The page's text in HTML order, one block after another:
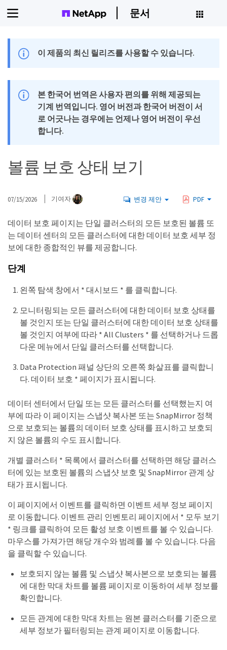
문서
이 제품의 최신 릴리즈를 사용할 수 있습니다.
본 한국어 번역은 사용자 편의를 위해 제공되는
기계 번역입니다. 영어 버전과 한국어 버전이 서
로 어긋나는 경우에는 언제나 영어 버전이 우선
합니다.
볼륨 보호 상태 보기
07/15/2026 기여자 변경 제안 PDF
데이터 보호 페이지는 단일 클러스터의 모든 보호된 볼륨 또
는 데이터 센터의 모든 클러스터에 대한 데이터 보호 세부 정
보에 대한 종합적인 뷰를 제공합니다.
단계
왼쪽 탐색 창에서 * 대시보드 * 를 클릭합니다.
모니터링되는 모든 클러스터에 대한 데이터 보호 상태를
볼 것인지 또는 단일 클러스터에 대한 데이터 보호 상태를
볼 것인지 여부에 따라 * All Clusters * 를 선택하거나 드롭
다운 메뉴에서 단일 클러스터를 선택합니다.
Data Protection 패널 상단의 오른쪽 화살표를 클릭합니
다. 데이터 보호 * 페이지가 표시됩니다.
데이터 센터에서 단일 또는 모든 클러스터를 선택했는지 여
부에 따라 이 페이지는 스냅샷 복사본 또는 SnapMirror 정책
으로 보호되는 볼륨의 데이터 보호 상태를 표시하고 보호되
지 않은 볼륨의 수도 표시합니다.
개별 클러스터 * 목록에서 클러스터를 선택하면 해당 클러스
터에 있는 보호된 볼륨의 스냅샷 보호 및 SnapMirror 관계 상
태가 표시됩니다.
이 페이지에서 이벤트를 클릭하면 이벤트 세부 정보 페이지
로 이동합니다. 이벤트 관리 인벤토리 페이지에서 * 모두 보기
* 링크를 클릭하여 모든 활성 보호 이벤트를 볼 수 있습니다.
마우스를 가져가면 해당 개수와 범례를 볼 수 있습니다. 다음
을 클릭할 수 있습니다.
보호되지 않는 볼륨 및 스냅샷 복사본으로 보호되는 볼륨
에 대한 막대 차트를 볼륨 페이지로 이동하여 세부 정보를
확인합니다.
모든 관계에 대한 막대 차트는 원본 클러스터를 기준으로
세부 정보가 필터링되는 관계 페이지로 이동합니다.